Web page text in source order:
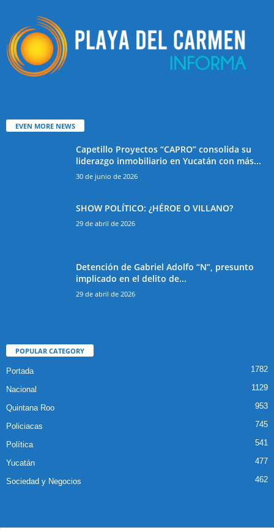
EVEN MORE NEWS
Capetillo Proyectos “CAPRO” consolida su
liderazgo inmobiliario en Yucatán con más...
30 de junio de 2026
SHOW POLÍTICO: ¿HÉROE O VILLANO?
29 de abril de 2026
Detención de Gabriel Adolfo “N”, presunto
implicado en el delito de...
29 de abril de 2026
POPULAR CATEGORY
Portada 1782
Nacional 1129
Quintana Roo 953
Policiacas 745
Política 541
Yucatán 477
Sociedad y Negocios 462